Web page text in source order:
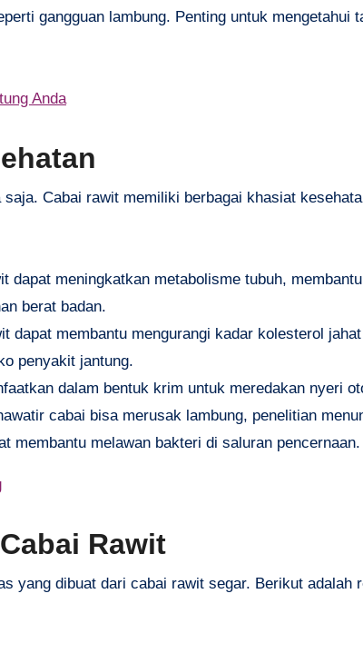
gangguan lambung. Penting untuk mengetahui
Anda
Cabai rawit memiliki berbagai khasiat
dapat meningkatkan metabolisme tubuh,
berat badan.
dapat membantu mengurangi kadar kolesterol
penyakit jantung.
dalam bentuk krim untuk meredakan nyeri
cabai bisa merusak lambung, penelitian
membantu melawan bakteri di saluran pencernaan.
Rawit
yang dibuat dari cabai rawit segar. Berikut adalah